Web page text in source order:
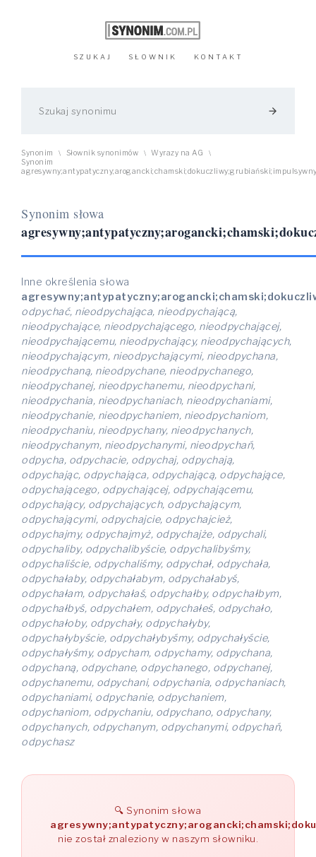
SZUKAJ SŁOWNIK KONTAKT
arrow_forward
Synonim \ Słownik synonimów \ Wyrazy na AG \
Synonim
Synonim słowa
Inne określenia słowa
odpychać, nieodpychająca, nieodpychającą,
nieodpychające, nieodpychającego, nieodpychającej,
nieodpychającemu, nieodpychający, nieodpychających,
nieodpychającym, nieodpychającymi, nieodpychana,
nieodpychaną, nieodpychane, nieodpychanego,
nieodpychanej, nieodpychanemu, nieodpychani,
nieodpychania, nieodpychaniach, nieodpychaniami,
nieodpychanie, nieodpychaniem, nieodpychaniom,
nieodpychaniu, nieodpychany, nieodpychanych,
nieodpychanym, nieodpychanymi, nieodpychań,
odpycha, odpychacie, odpychaj, odpychają,
odpychając, odpychająca, odpychającą, odpychające,
odpychającego, odpychającej, odpychającemu,
odpychający, odpychających, odpychającym,
odpychającymi, odpychajcie, odpychajcież,
odpychajmy, odpychajmyż, odpychajże, odpychali,
odpychaliby, odpychalibyście, odpychalibyśmy,
odpychaliście, odpychaliśmy, odpychał, odpychała,
odpychałaby, odpychałabym, odpychałabyś,
odpychałam, odpychałaś, odpychałby, odpychałbym,
odpychałbyś, odpychałem, odpychałeś, odpychało,
odpychałoby, odpychały, odpychałyby,
odpychałybyście, odpychałybyśmy, odpychałyście,
odpychałyśmy, odpycham, odpychamy, odpychana,
odpychaną, odpychane, odpychanego, odpychanej,
odpychanemu, odpychani, odpychania, odpychaniach,
odpychaniami, odpychanie, odpychaniem,
odpychaniom, odpychaniu, odpychano, odpychany,
odpychanych, odpychanym, odpychanymi, odpychań,
odpychasz
Synonim słowa
nie został znaleziony w naszym słowniku.